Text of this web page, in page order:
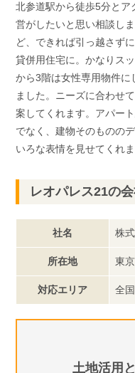
北参道駅から徒歩5分とア
営がしたいと思い相談し
ど、できれば引っ越さず
貸併用住宅に。かなりス
から3階は女性専用物件に
ました。ニーズに合わせ
案してくれます。アパー
でなく、建物そのものの
いろな表情を見せてくれま
レオパレス21の
社名 株
所在地 東
対応エリア 全国
土地活用